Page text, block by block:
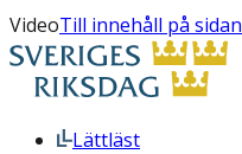
VideoTill innehåll på sidan
Lättläst